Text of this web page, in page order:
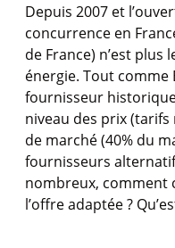
Depuis 2007 et
concurrence en
de France) n’est
énergie. Tout comme
fournisseur
niveau des prix
de marché (40% du
fournisseurs
nombreux, comment
l’offre adaptée ?